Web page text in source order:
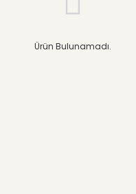
Ürün Bulunamadı.